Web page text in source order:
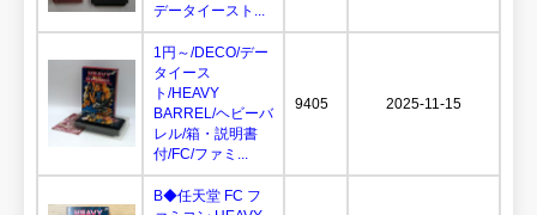
データイースト...
1円～/DECO/デー
タイース
ト/HEAVY
BARREL/ヘビーバ
レル/箱・説明書
付/FC/ファミ...
9405 2025-11-15
B◆任天堂 FC フ